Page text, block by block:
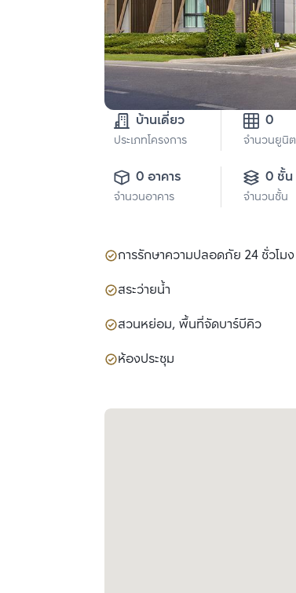
บ้านเดี่ยว
ประเภทโครงการ
0
จำนวนยูนิต
0 อาคาร
จำนวนอาคาร
0 ชั้น
จำนวนชั้น
การรักษาความปลอดภัย 24 ชั่วโมง
สระว่ายน้ำ
สวนหย่อม, พื้นที่จัดบาร์บีคิว
ห้องประชุม